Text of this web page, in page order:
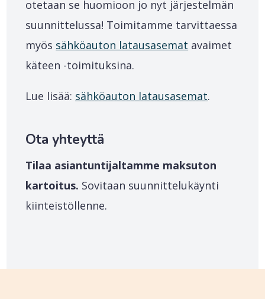
otetaan se huomioon jo nyt järjestelmän
suunnittelussa! Toimitamme tarvittaessa
myös sähköauton latausasemat avaimet
käteen -toimituksina.
Lue lisää: sähköauton latausasemat.
Ota yhteyttä
Tilaa asiantuntijaltamme maksuton
kartoitus. Sovitaan suunnittelukäynti
kiinteistöllenne.